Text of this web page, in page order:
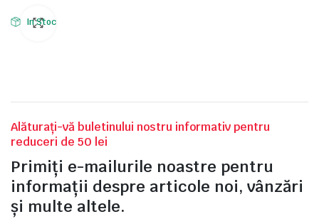
In Stoc
Alăturați-vă buletinului nostru informativ pentru
reduceri de 50 lei
Primiți e-mailurile noastre pentru
informații despre articole noi, vânzări
și multe altele.